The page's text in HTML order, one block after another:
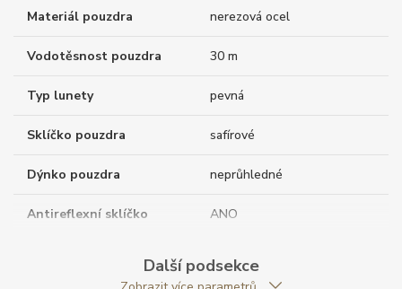
Materiál pouzdra nerezová ocel
Vodotěsnost pouzdra 30 m
Typ lunety pevná
Sklíčko pouzdra safírové
Dýnko pouzdra neprůhledné
Antireflexní sklíčko ANO
Další podsekce